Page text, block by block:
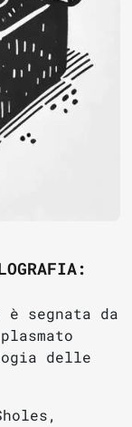
segnata da
delle